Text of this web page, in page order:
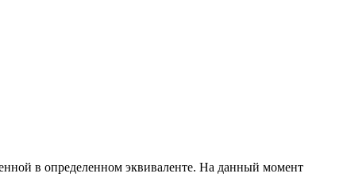
в определенном эквиваленте. На данный момент